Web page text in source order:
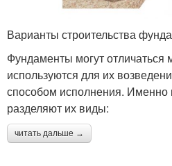
Варианты строительства
Фундаменты могут
используются для их
способом исполнения. Именно
разделяют их виды:
читать дальше →